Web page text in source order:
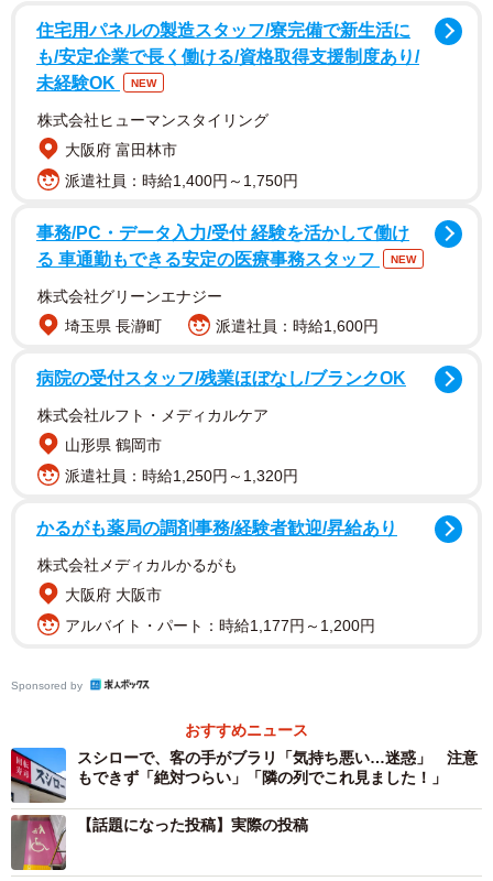
すいままさんが「ここはベビーカーエリアです」と伝える
と、「何言ってるかわからない」「子供嫌いだから降り
て」と強い言葉が返ってきたという。最終的に、約3駅のに
らみ合いの末、相手が車両を移動した。
「普通に“なんで私が？”でした」
度で、ベビーカー利用者としてエリアに乗車していた。
「『子供嫌いだから降りて』と言われた瞬間は、普通にな
んで私が？？あなたが降りて、という気持ちでした」と、
すいままさんは率直に振り返る。
周囲の反応も印象的だったという。近くにいたサラリーマ
ンは「まあまあ」となだめるような様子で、目が合った人
がうなずいたり、「大変でしたね」と声をかけてくれたり
した。孤立感のなかで、見えない支えを感じた瞬間でもあ
住宅用パネルの製造スタッフ/寮完備で新生活に
も/安定企業で長く働ける/資格取得支援制度あり/
未経験OK
NEW
株式会社ヒューマンスタイリング
大阪府 富田林市
派遣社員：時給1,400円～1,750円
事務/PC・データ入力/受付 経験を活かして働け
る 車通勤もできる安定の医療事務スタッフ
NEW
株式会社グリーンエナジー
埼玉県 長瀞町
派遣社員：時給1,600円
病院の受付スタッフ/残業ほぼなし/ブランクOK
株式会社ルフト・メディカルケア
山形県 鶴岡市
派遣社員：時給1,250円～1,320円
かるがも薬局の調剤事務/経験者歓迎/昇給あり
株式会社メディカルかるがも
大阪府 大阪市
アルバイト・パート：時給1,177円～1,200円
Sponsored by
おすすめニュース
スシローで、客の手がブラリ「気持ち悪い…迷惑」 注意
もできず「絶対つらい」「隣の列でこれ見ました！」
【話題になった投稿】実際の投稿